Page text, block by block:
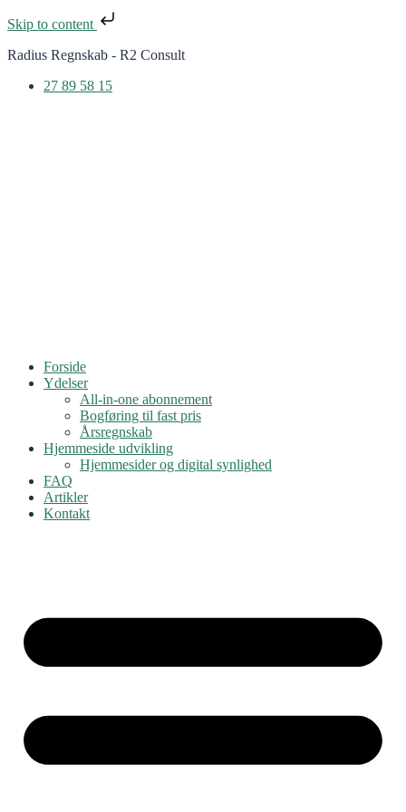
Skip to content
Radius Regnskab - R2 Consult
27 89 58 15
Forside
Ydelser
All-in-one abonnement
Bogføring til fast pris
Årsregnskab
Hjemmeside udvikling
Hjemmesider og digital synlighed
FAQ
Artikler
Kontakt